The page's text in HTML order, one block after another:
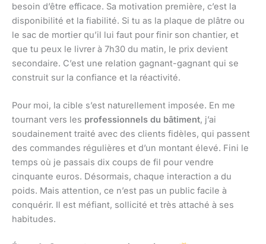
besoin d’être efficace. Sa motivation première, c’est la
disponibilité et la fiabilité. Si tu as la plaque de plâtre ou
le sac de mortier qu’il lui faut pour finir son chantier, et
que tu peux le livrer à 7h30 du matin, le prix devient
secondaire. C’est une relation gagnant-gagnant qui se
construit sur la confiance et la réactivité.
Pour moi, la cible s’est naturellement imposée. En me
tournant vers les professionnels du bâtiment, j’ai
soudainement traité avec des clients fidèles, qui passent
des commandes régulières et d’un montant élevé. Fini le
temps où je passais dix coups de fil pour vendre
cinquante euros. Désormais, chaque interaction a du
poids. Mais attention, ce n’est pas un public facile à
conquérir. Il est méfiant, sollicité et très attaché à ses
habitudes.